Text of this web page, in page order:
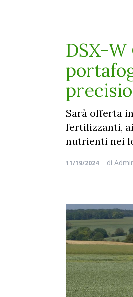
DSX-W
Sarà offerta
fertilizzanti,
nutrienti nei
11/19/2024 di